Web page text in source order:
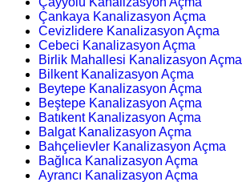
Çankaya Kanalizasyon Açma
Cevizlidere Kanalizasyon Açma
Cebeci Kanalizasyon Açma
Birlik Mahallesi Kanalizasyon Açma
Bilkent Kanalizasyon Açma
Beytepe Kanalizasyon Açma
Beştepe Kanalizasyon Açma
Batıkent Kanalizasyon Açma
Balgat Kanalizasyon Açma
Bahçelievler Kanalizasyon Açma
Bağlıca Kanalizasyon Açma
Ayrancı Kanalizasyon Açma